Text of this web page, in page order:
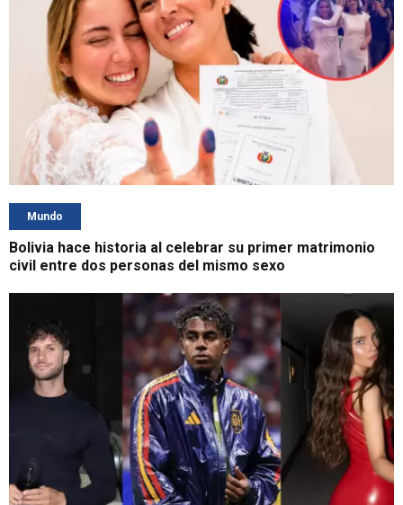
Mundo
Bolivia hace historia al celebrar su primer matrimonio
civil entre dos personas del mismo sexo